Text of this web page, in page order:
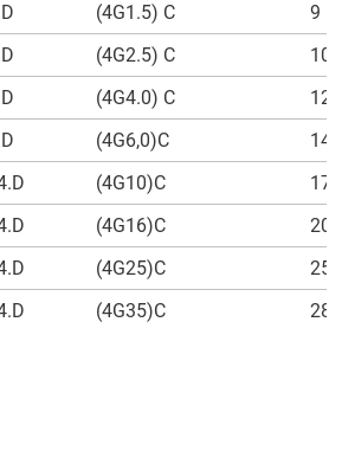
(4G1.5) C
9
(4G2.5) C
10,5
(4G4.0) C
12,5
(4G6,0)C
14,5
(4G10)C
17
(4G16)C
20,5
(4G25)C
25
(4G35)C 28